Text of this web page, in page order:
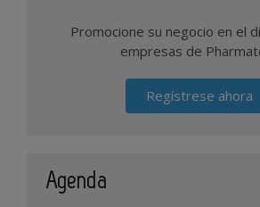
Promocione su negocio en el
empresas de
Regístrese ahora
Agenda